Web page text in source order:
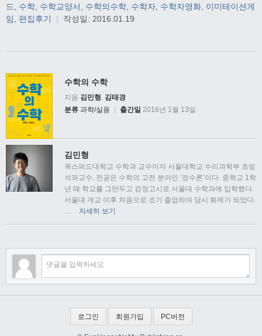
드, 수학, 수학교양서, 수학의수학, 수학자, 수학자영화, 이미테이션게
임, 편집후기 | 작성일: 2016.01.19
수학의 수학
지음 김민형, 김태경
분류 과학/실용 출간일 2016년 1월 13일
김민형
옥스퍼드대학교 수학과 교수이자 서울대학교 수리과학부 초빙
석좌교수. 전공은 수학의 고전 분야인 ‘정수론’이다. 중학교 1학
년 때 학교를 그만두고 검정고시로 서울대 수학과에 입학했다.
서울대 개교 이후 처음으로 조기 졸업하여 당시 화제가 되었다.
자세히 보기
로그인 회원가입 PC버전